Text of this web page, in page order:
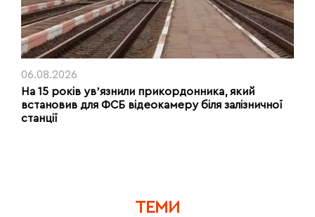
06.08.2026
На 15 років увʼязнили прикордонника, який
встановив для ФСБ відеокамеру біля залізничної
станції
ТЕМИ